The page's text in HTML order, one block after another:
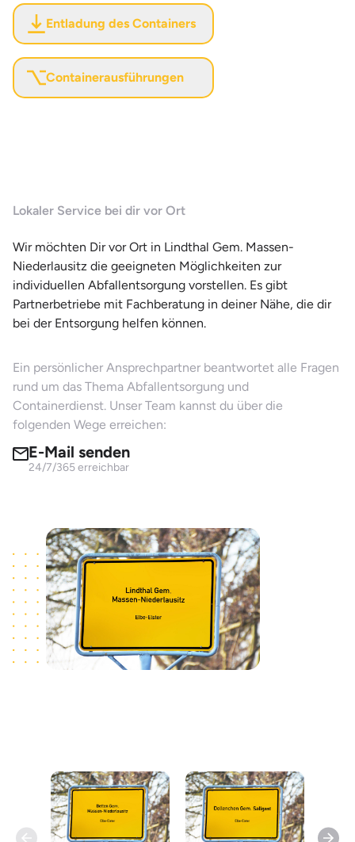
Entladung des Containers
Containerausführungen
Lokaler Service bei dir vor Ort
Wir möchten Dir vor Ort in Lindthal Gem. Massen-
Niederlausitz die geeigneten Möglichkeiten zur
individuellen Abfallentsorgung vorstellen. Es gibt
Partnerbetriebe mit Fachberatung in deiner Nähe, die dir
bei der Entsorgung helfen können.
Ein persönlicher Ansprechpartner beantwortet alle Fragen
rund um das Thema Abfallentsorgung und
Containerdienst. Unser Team kannst du über die
folgenden Wege erreichen:
E-Mail senden
24/7/365 erreichbar